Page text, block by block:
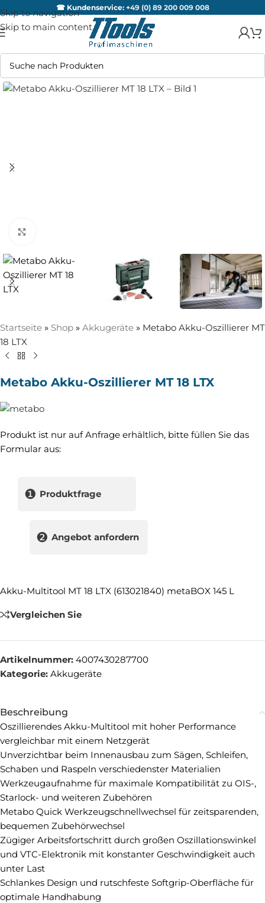
Skip to navigation
Skip to main content
☎ Kundenservice: +49 (0) 89 200 009 008
Startseite » Shop » Akkugeräte » Metabo Akku-Oszillierer MT
18 LTX
Metabo Akku-Oszillierer MT 18 LTX
Produkt ist nur auf Anfrage erhältlich, bitte füllen Sie das
Formular aus:
❶ Produktfrage
❷ Angebot anfordern
Akku-Multitool MT 18 LTX (613021840) metaBOX 145 L
Vergleichen Sie
Artikelnummer: 4007430287700
Kategorie: Akkugeräte
Beschreibung
Oszillierendes Akku-Multitool mit hoher Performance
vergleichbar mit einem Netzgerät
Unverzichtbar beim Innenausbau zum Sägen, Schleifen,
Schaben und Raspeln verschiedenster Materialien
Werkzeugaufnahme für maximale Kompatibilität zu OIS-,
Starlock- und weiteren Zubehören
Metabo Quick Werkzeugschnellwechsel für zeitsparenden,
bequemen Zubehörwechsel
Zügiger Arbeitsfortschritt durch großen Oszillationswinkel
und VTC-Elektronik mit konstanter Geschwindigkeit auch
unter Last
Schlankes Design und rutschfeste Softgrip-Oberfläche für
optimale Handhabung